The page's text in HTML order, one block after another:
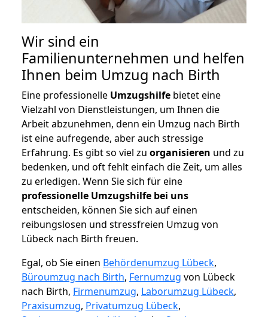
Wir sind ein
Familienunternehmen und helfen
Ihnen beim Umzug nach Birth
Eine professionelle Umzugshilfe bietet eine
Vielzahl von Dienstleistungen, um Ihnen die
Arbeit abzunehmen, denn ein Umzug nach Birth
ist eine aufregende, aber auch stressige
Erfahrung. Es gibt so viel zu organisieren und zu
bedenken, und oft fehlt einfach die Zeit, um alles
zu erledigen. Wenn Sie sich für eine
professionelle Umzugshilfe bei uns
entscheiden, können Sie sich auf einen
reibungslosen und stressfreien Umzug von
Lübeck nach Birth freuen.
Egal, ob Sie einen Behördenumzug Lübeck,
Büroumzug nach Birth, Fernumzug von Lübeck
nach Birth, Firmenumzug, Laborumzug Lübeck,
Praxisumzug, Privatumzug Lübeck,